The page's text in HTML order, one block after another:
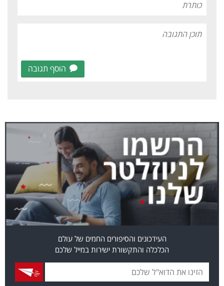
הוסף תגובה
העידכונים והסיפורים החמים של עולם
הכלכלה והתקשורת ישירות במייל שלכם